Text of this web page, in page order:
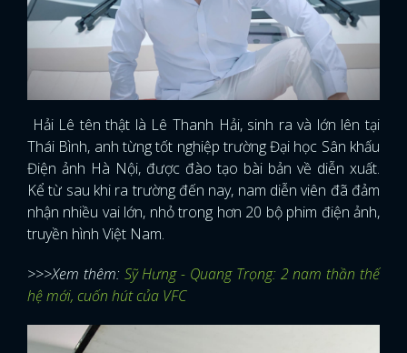
Hải Lê tên thật là Lê Thanh Hải, sinh ra và lớn lên tại
Thái Bình, anh từng tốt nghiệp trường Đại học Sân khấu
Điện ảnh Hà Nội, được đào tạo bài bản về diễn xuất.
Kể từ sau khi ra trường đến nay, nam diễn viên đã đảm
nhận nhiều vai lớn, nhỏ trong hơn 20 bộ phim điện ảnh,
truyền hình Việt Nam.
>>>Xem thêm: Sỹ Hưng - Quang Trọng: 2 nam thần thế
hệ mới, cuốn hút của VFC